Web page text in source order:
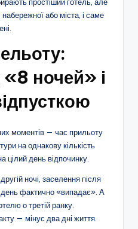
або міста, і саме
«8 ночей» і
моментів — час прильоту
на однакову кількість
цілий день відпочинку.
ночі, заселення після
фактично «випадає». А
о третій ранку.
— мінус два дні життя.